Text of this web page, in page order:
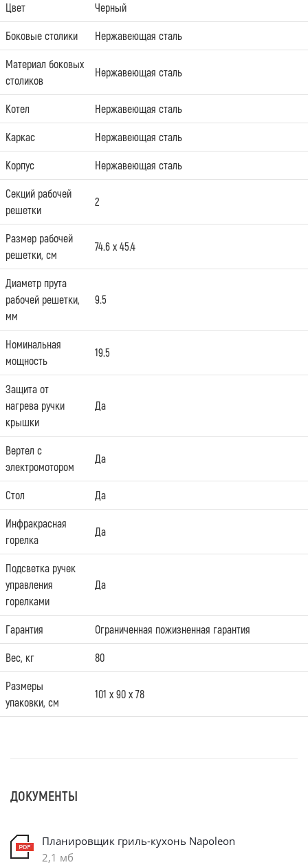
Цвет Черный
Боковые столики Нержавеющая сталь
Материал боковых
столиков
Нержавеющая сталь
Котел Нержавеющая сталь
Каркас Нержавеющая сталь
Корпус Нержавеющая сталь
Секций рабочей
решетки
2
Размер рабочей
решетки, см
74.6 х 45.4
Диаметр прута
рабочей решетки,
мм
9.5
Номинальная
мощность
19.5
Защита от
нагрева ручки
крышки
Да
Вертел с
электромотором
Да
Стол Да
Инфракрасная
горелка
Да
Подсветка ручек
управления
горелками
Да
Гарантия Ограниченная пожизненная гарантия
Вес, кг 80
Размеры
упаковки, см
101 х 90 х 78
ДОКУМЕНТЫ
Планировщик гриль-кухонь Napoleon
2,1 мб